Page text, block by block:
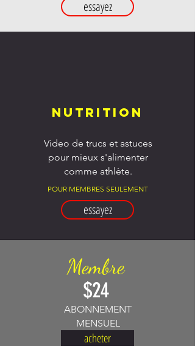
essayez
nutrition
Video de trucs et astuces
pour mieux s'alimenter
comme athlète.
POUR MEMBRES SEULEMENT
essayez
ABONNEMENT
MENSUEL
$24
Membre
acheter